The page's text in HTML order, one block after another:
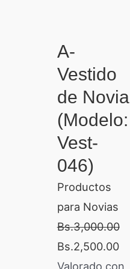
A-
Vestido
de Novia
(Modelo:
Vest-
046)
Productos
para Novias
Bs.3,000.00
Bs.2,500.00
Valorado con